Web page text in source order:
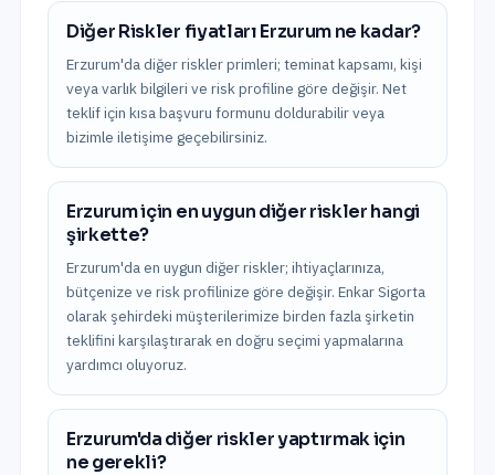
Diğer Riskler fiyatları Erzurum ne kadar?
Erzurum'da diğer riskler primleri; teminat kapsamı, kişi
veya varlık bilgileri ve risk profiline göre değişir. Net
teklif için kısa başvuru formunu doldurabilir veya
bizimle iletişime geçebilirsiniz.
Erzurum için en uygun diğer riskler hangi
şirkette?
Erzurum'da en uygun diğer riskler; ihtiyaçlarınıza,
bütçenize ve risk profilinize göre değişir. Enkar Sigorta
olarak şehirdeki müşterilerimize birden fazla şirketin
teklifini karşılaştırarak en doğru seçimi yapmalarına
yardımcı oluyoruz.
Erzurum'da diğer riskler yaptırmak için
ne gerekli?